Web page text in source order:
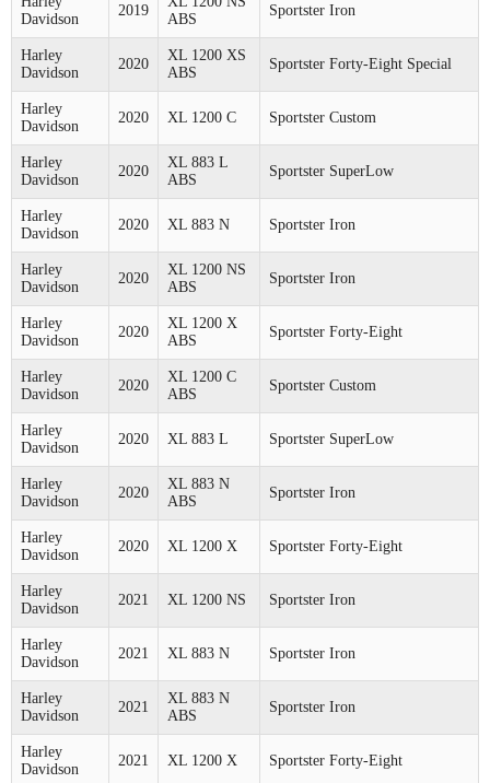
Davidson
2019
ABS
Sportster Iron
Harley
Davidson
2020
XL 1200 XS
ABS
Sportster Forty-Eight Special
Harley
Davidson
2020 XL 1200 C Sportster Custom
Harley
Davidson
2020
XL 883 L
ABS
Sportster SuperLow
Harley
Davidson
2020 XL 883 N Sportster Iron
Harley
Davidson
2020
XL 1200 NS
ABS
Sportster Iron
Harley
Davidson
2020
XL 1200 X
ABS
Sportster Forty-Eight
Harley
Davidson
2020
XL 1200 C
ABS
Sportster Custom
Harley
Davidson
2020 XL 883 L Sportster SuperLow
Harley
Davidson
2020
XL 883 N
ABS
Sportster Iron
Harley
Davidson
2020 XL 1200 X Sportster Forty-Eight
Harley
Davidson
2021 XL 1200 NS Sportster Iron
Harley
Davidson
2021 XL 883 N Sportster Iron
Harley
Davidson
2021
XL 883 N
ABS
Sportster Iron
Harley
Davidson
2021 XL 1200 X Sportster Forty-Eight